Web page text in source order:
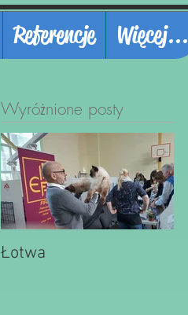
Referencje Więcej...
Wyróżnione posty
Łotwa